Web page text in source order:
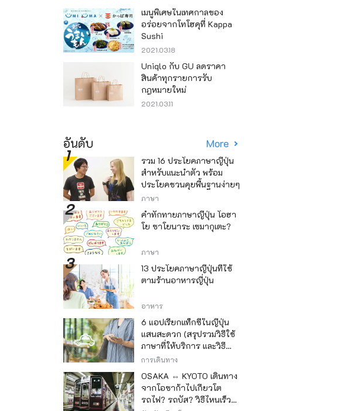
โลก อิเคะบุคุโระ
เมนูพิเศษในเทศกาลของ
อร่อยจากโทโฮคุที่ Kappa
Sushi
2021.03.18
Uniqlo กับ GU ลดราคา
สินค้าทุกรายการรับ
กฎหมายใหม่
2021.03.11
อันดับ More
รวม 16 ประโยคภาษาญี่ปุ่น
สำหรับแนะนำตัว พร้อม
ประโยคชวนคุยพื้นฐานง่ายๆ
ภาษา
คำทักทายภาษาญี่ปุ่น โอฮา
โย ซาโยนาระ เซมากุเตะ?
ภาษา
13 ประโยคภาษาญี่ปุ่นที่ใช้
ตามร้านอาหารญี่ปุ่น
อาหาร
6 แอปเรียกแท็กซี่ในญี่ปุ่น
แสนสะดวก (สรุปรวมวิธีใช้
ภาษาที่ให้บริการ และวิธี
ชำระเงิน)
การเดินทาง
OSAKA ⇔ KYOTO เดินทาง
จากโอซาก้าไปเกียวโต
รถไฟ? รถบัส? วิธีไหนเร็ว